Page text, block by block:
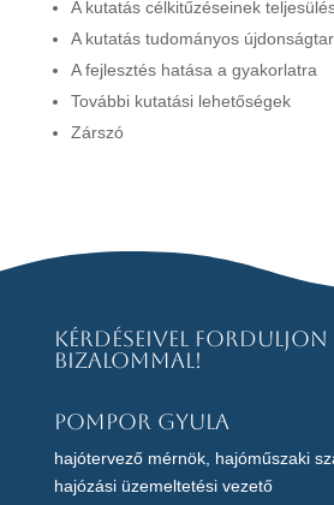
A kutatás célkitűzéseinek
A kutatás tudományos
A fejlesztés hatása a gyakorlatra
További kutatási lehetőségek
Zárszó
Kérdéseivel
bizalommal!
Pompor Gyula
hajótervező mérnök, hajóműszaki
hajózási üzemeltetési vezető